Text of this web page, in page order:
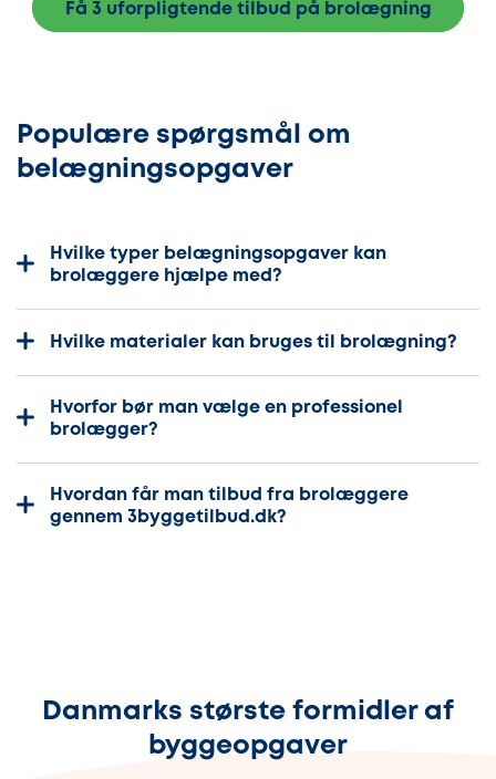
Få 3 uforpligtende tilbud på brolægning
Populære spørgsmål om
belægningsopgaver
Hvilke typer belægningsopgaver kan
brolæggere hjælpe med?
Hvilke materialer kan bruges til brolægning?
Hvorfor bør man vælge en professionel
brolægger?
Hvordan får man tilbud fra brolæggere
gennem 3byggetilbud.dk?
Danmarks største formidler af
byggeopgaver